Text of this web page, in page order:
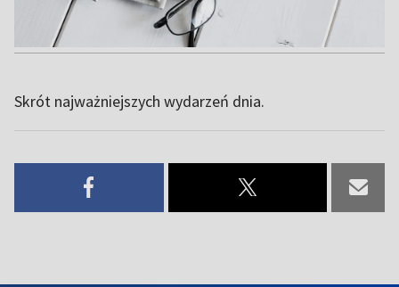
Skrót najważniejszych wydarzeń dnia.